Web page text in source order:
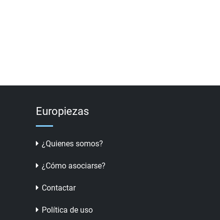
Europiezas
¿Quienes somos?
¿Cómo asociarse?
Contactar
Política de uso